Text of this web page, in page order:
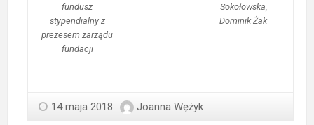
fundusz
stypendialny z
prezesem zarządu
fundacji
Sokołowska,
Dominik Żak
14 maja 2018 Joanna Wężyk